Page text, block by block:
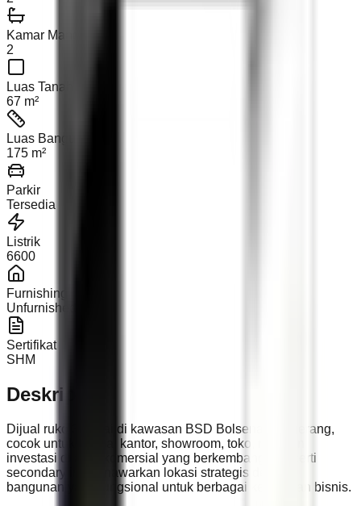
Kamar Mandi
2
Luas Tanah
67 m²
Luas Bangunan
175 m²
Parkir
Tersedia
Listrik
6600
Furnishing
Unfurnished
Sertifikat
SHM
Deskripsi
Dijual ruko 3 lantai di kawasan BSD Bolsena, Tangerang,
cocok untuk usaha, kantor, showroom, toko, maupun
investasi di area komersial yang berkembang. Properti
secondary ini menawarkan lokasi strategis dengan
bangunan yang fungsional untuk berbagai kebutuhan bisnis.